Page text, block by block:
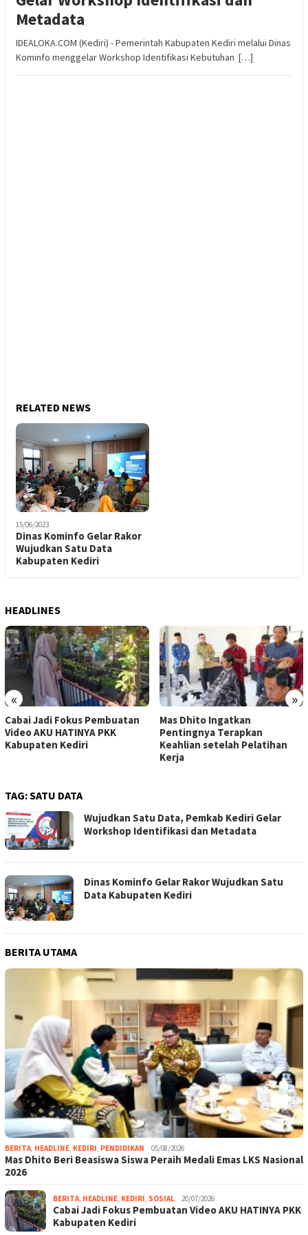
Metadata
IDEALOKA.COM (Kediri) - Pemerintah Kabupaten Kediri melalui Dinas
Kominfo menggelar Workshop Identifikasi Kebutuhan […]
RELATED NEWS
15/06/2023
Dinas Kominfo Gelar Rakor
Wujudkan Satu Data
Kabupaten Kediri
HEADLINES
« »
Cabai Jadi Fokus Pembuatan
Video AKU HATINYA PKK
Kabupaten Kediri
Mas Dhito Ingatkan
Pentingnya Terapkan
Keahlian setelah Pelatihan
Kerja
TAG:SATU DATA
Wujudkan Satu Data, Pemkab Kediri Gelar
Workshop Identifikasi dan Metadata
Dinas Kominfo Gelar Rakor Wujudkan Satu
Data Kabupaten Kediri
BERITA UTAMA
BERITA, HEADLINE, KEDIRI, PENDIDIKAN 05/08/2026
Mas Dhito Beri Beasiswa Siswa Peraih Medali Emas LKS Nasional
2026
BERITA, HEADLINE, KEDIRI, SOSIAL 20/07/2026
Cabai Jadi Fokus Pembuatan Video AKU HATINYA PKK
Kabupaten Kediri